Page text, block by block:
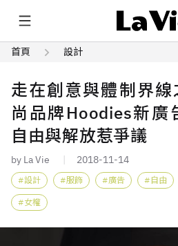
首頁 設計
走在創意與體制界
尚品牌Hoodies新廣
自由與解放惹爭議
by La Vie 2018-11-14
設計 服飾 廣告 自由
女權